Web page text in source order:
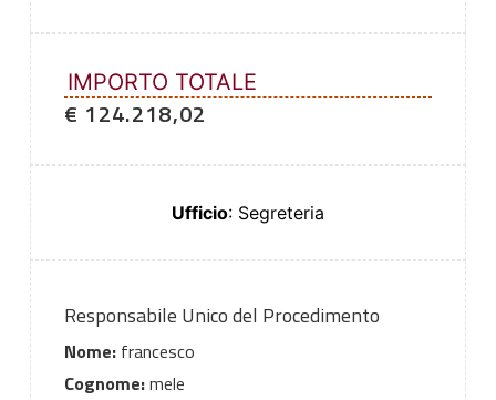
IMPORTO TOTALE
€ 124.218,02
Ufficio: Segreteria
Responsabile Unico del Procedimento
Nome:francesco
Cognome:mele